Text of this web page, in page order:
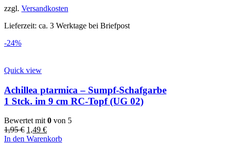
zzgl. Versandkosten
Lieferzeit: ca. 3 Werktage bei Briefpost
-24%
Quick view
Achillea ptarmica – Sumpf-Schafgarbe
1 Stck. im 9 cm RC-Topf (UG 02)
Bewertet mit 0 von 5
1,95€ 1,49 €
In den Warenkorb